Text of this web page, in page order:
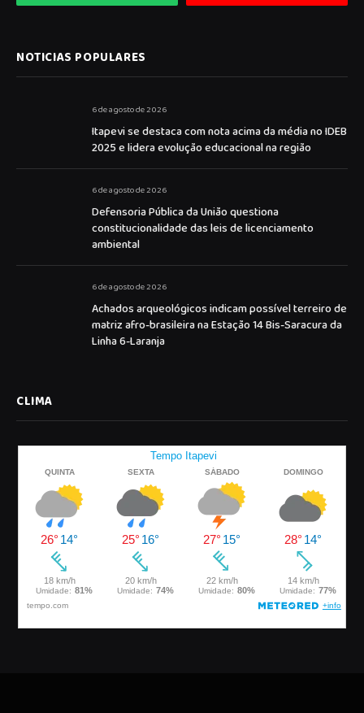
NOTICIAS POPULARES
6 de agosto de 2026
Itapevi se destaca com nota acima da média no IDEB
2025 e lidera evolução educacional na região
6 de agosto de 2026
Defensoria Pública da União questiona
constitucionalidade das leis de licenciamento
ambiental
6 de agosto de 2026
Achados arqueológicos indicam possível terreiro de
matriz afro-brasileira na Estação 14 Bis-Saracura da
Linha 6-Laranja
CLIMA